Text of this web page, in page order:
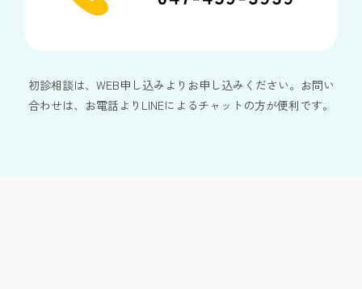
初診相談は、WEB申し込みよりお申し込みください。お問い
合わせは、お電話よりLINEによるチャットの方が便利です。